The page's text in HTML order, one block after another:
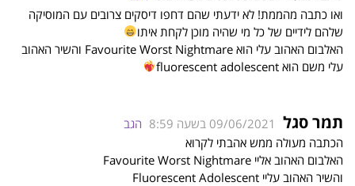
ואו כתבה מהממת! לא ידעתי שהם דחפו דיסקים צרובים עם המוסיקה
שלהם לידיים של כל מי שהיה מוכן לקחת איתו
האלבום האהוב עלי הוא Favourite Worst Nightmare והשיר האהוב
עלי משם הוא fluorescent adolescent
תמר סגל 09/06/2021 בשעה 8:59
הגב
הכתבה מעולה ממש אהבתי לקרוא
האלבום האהוב אליי Favourite Worst Nightmare
והשיר האהוב עליי Fluorescent Adolescent